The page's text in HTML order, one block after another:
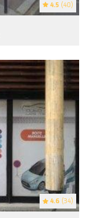
4.5 (40)
4.6 (34)